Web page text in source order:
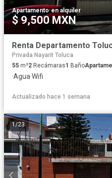
Apartamento·en alquiler
$ 9,500 MXN
Renta Departamento
Privada Nayarit Toluca
55 m²2 Recámaras1 Baño
·Agua·Wifi
Actualizado hace 1 semana
1/23